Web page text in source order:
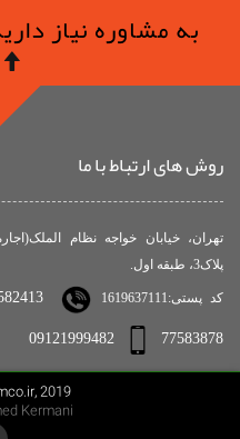
به مشاوره نیاز
روش های ارتباط با ما
پلاک3، طبقه اول.
کد پستی:1619637111
77583878
09121999482
2019
Kermani